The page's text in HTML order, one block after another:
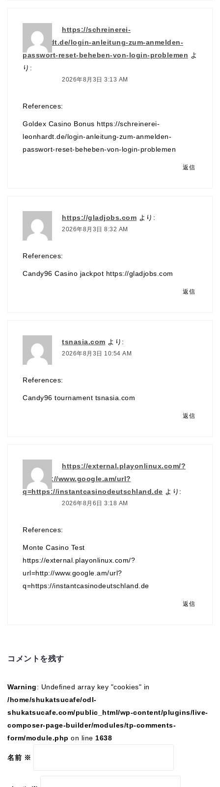
https://schreinerei-
leonhardt.de/login-anleitung-zum-anmelden-
passwort-reset-beheben-von-login-problemen よ
り:
2026年8月3日 3:13 AM
References:
Goldex Casino Bonus https://schreinerei-
leonhardt.de/login-anleitung-zum-anmelden-
passwort-reset-beheben-von-login-problemen
返信
https://gladjobs.com より:
2026年8月3日 8:32 AM
References:
Candy96 Casino jackpot https://gladjobs.com
返信
tsnasia.com より:
2026年8月3日 10:54 AM
References:
Candy96 tournament tsnasia.com
返信
https://external.playonlinux.com/?
url=http://www.google.am/url?
q=https://instantcasinodeutschland.de より:
2026年8月6日 3:18 AM
References:
Monte Casino Test
https://external.playonlinux.com/?
url=http://www.google.am/url?
q=https://instantcasinodeutschland.de
返信
コメントを残す
Warning: Undefined array key "cookies" in
/home/shukatsucafe/odl-
shukatsucafe.com/public_html/wp-content/plugins/live-
composer-page-builder/modules/tp-comments-
form/module.php on line 1638
名前 ※